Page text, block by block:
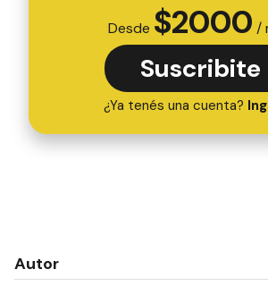
Desde $2000 /
Suscribite
¿Ya tenés una cuenta?
Autor